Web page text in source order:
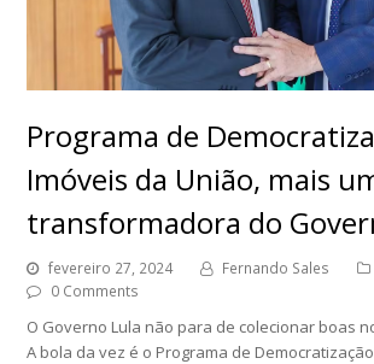
Programa de
Imóveis da União, mais
transformadora do
fevereiro 27, 2024 Fernando Sales
0 Comments
O Governo Lula não para de colecionar boas
A bola da vez é o Programa de